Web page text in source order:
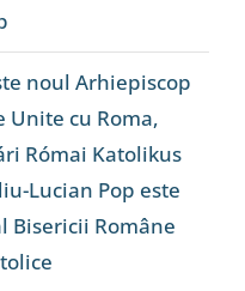
noul Arhiepiscop
Unite cu Roma,
Római Katolikus
Lucian Pop este
Bisericii Române